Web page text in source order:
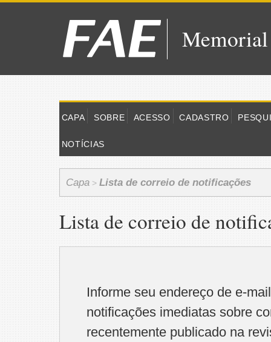
Memorial
CAPA SOBRE ACESSO CADASTRO
NOTÍCIAS
Capa > Lista de correio de notificações
Lista de correio de
Informe seu endereço de e-
notificações imediatas sobre
recentemente publicado na